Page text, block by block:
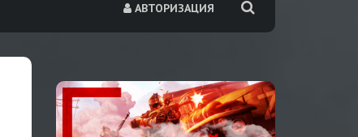
АВТОРИЗАЦИЯ